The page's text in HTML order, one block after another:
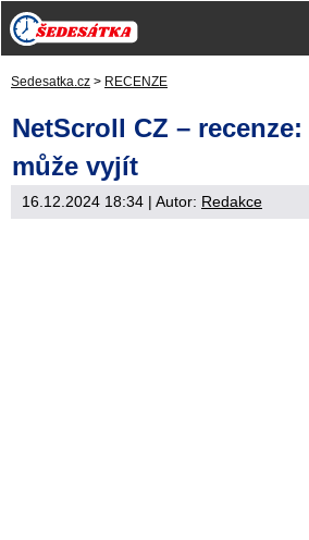
Sedesatka.cz > RECENZE
NetScroll CZ –
může vyjít
16.12.2024 18:34 | Autor: Redakce